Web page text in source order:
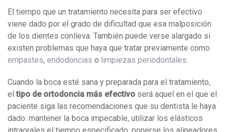
El tiempo que un tratamiento necesita para ser efectivo
viene dado por el grado de dificultad que esa malposición
de los dientes conlleva. También puede verse alargado si
existen problemas que haya que tratar previamente como
empastes, endodoncias o limpiezas periodontales.
Cuando la boca esté sana y preparada para el tratamiento,
eltipo de ortodoncia más efectivo será aquel en el que el
paciente siga las recomendaciones que su dentista le haya
dado: mantener la boca impecable, utilizar los elásticos